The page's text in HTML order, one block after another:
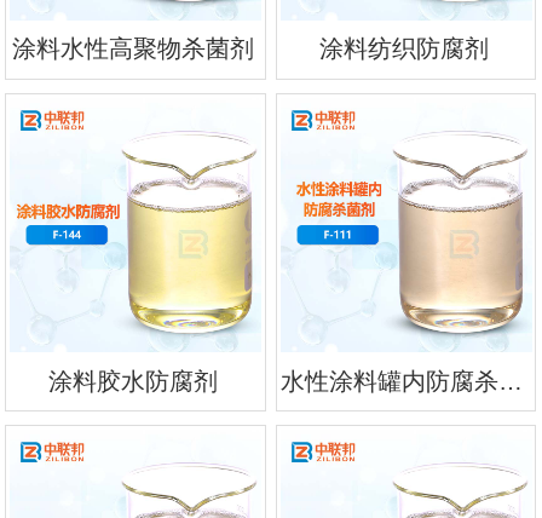
涂料水性高聚物杀菌剂 涂料纺织防腐剂
涂料胶水防腐剂 水性涂料罐内防腐杀菌剂